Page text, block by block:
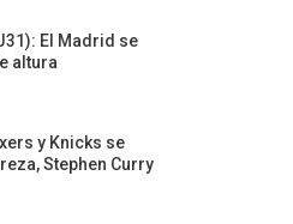
El Madrid se
altura
y Knicks se
Stephen Curry